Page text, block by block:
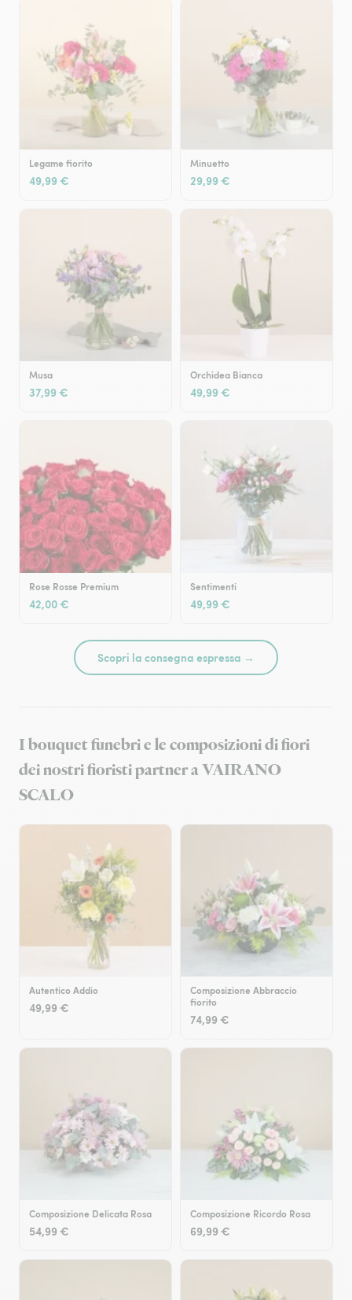
Legame fiorito
49,99 €
Minuetto
29,99 €
Musa
37,99 €
Orchidea Bianca
49,99 €
Rose Rosse Premium
42,00 €
Sentimenti
49,99 €
Scopri la consegna espressa →
I bouquet funebri e le composizioni di fiori
dei nostri fioristi partner a VAIRANO
SCALO
Autentico Addio
49,99 €
Composizione Abbraccio
fiorito
74,99 €
Composizione Delicata Rosa
54,99 €
Composizione Ricordo Rosa
69,99 €